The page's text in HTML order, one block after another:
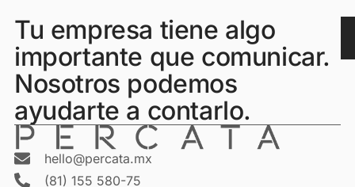
Tu empresa tiene algo
importante que comunicar.
Nosotros podemos
ayudarte a contarlo.
hello@percata.mx
(81) 155 580-75